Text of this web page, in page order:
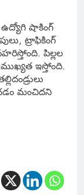
షాకింగ్
ట్రాఫికింగ్
పిల్లల
ఇస్తోంది.
మంచిదని